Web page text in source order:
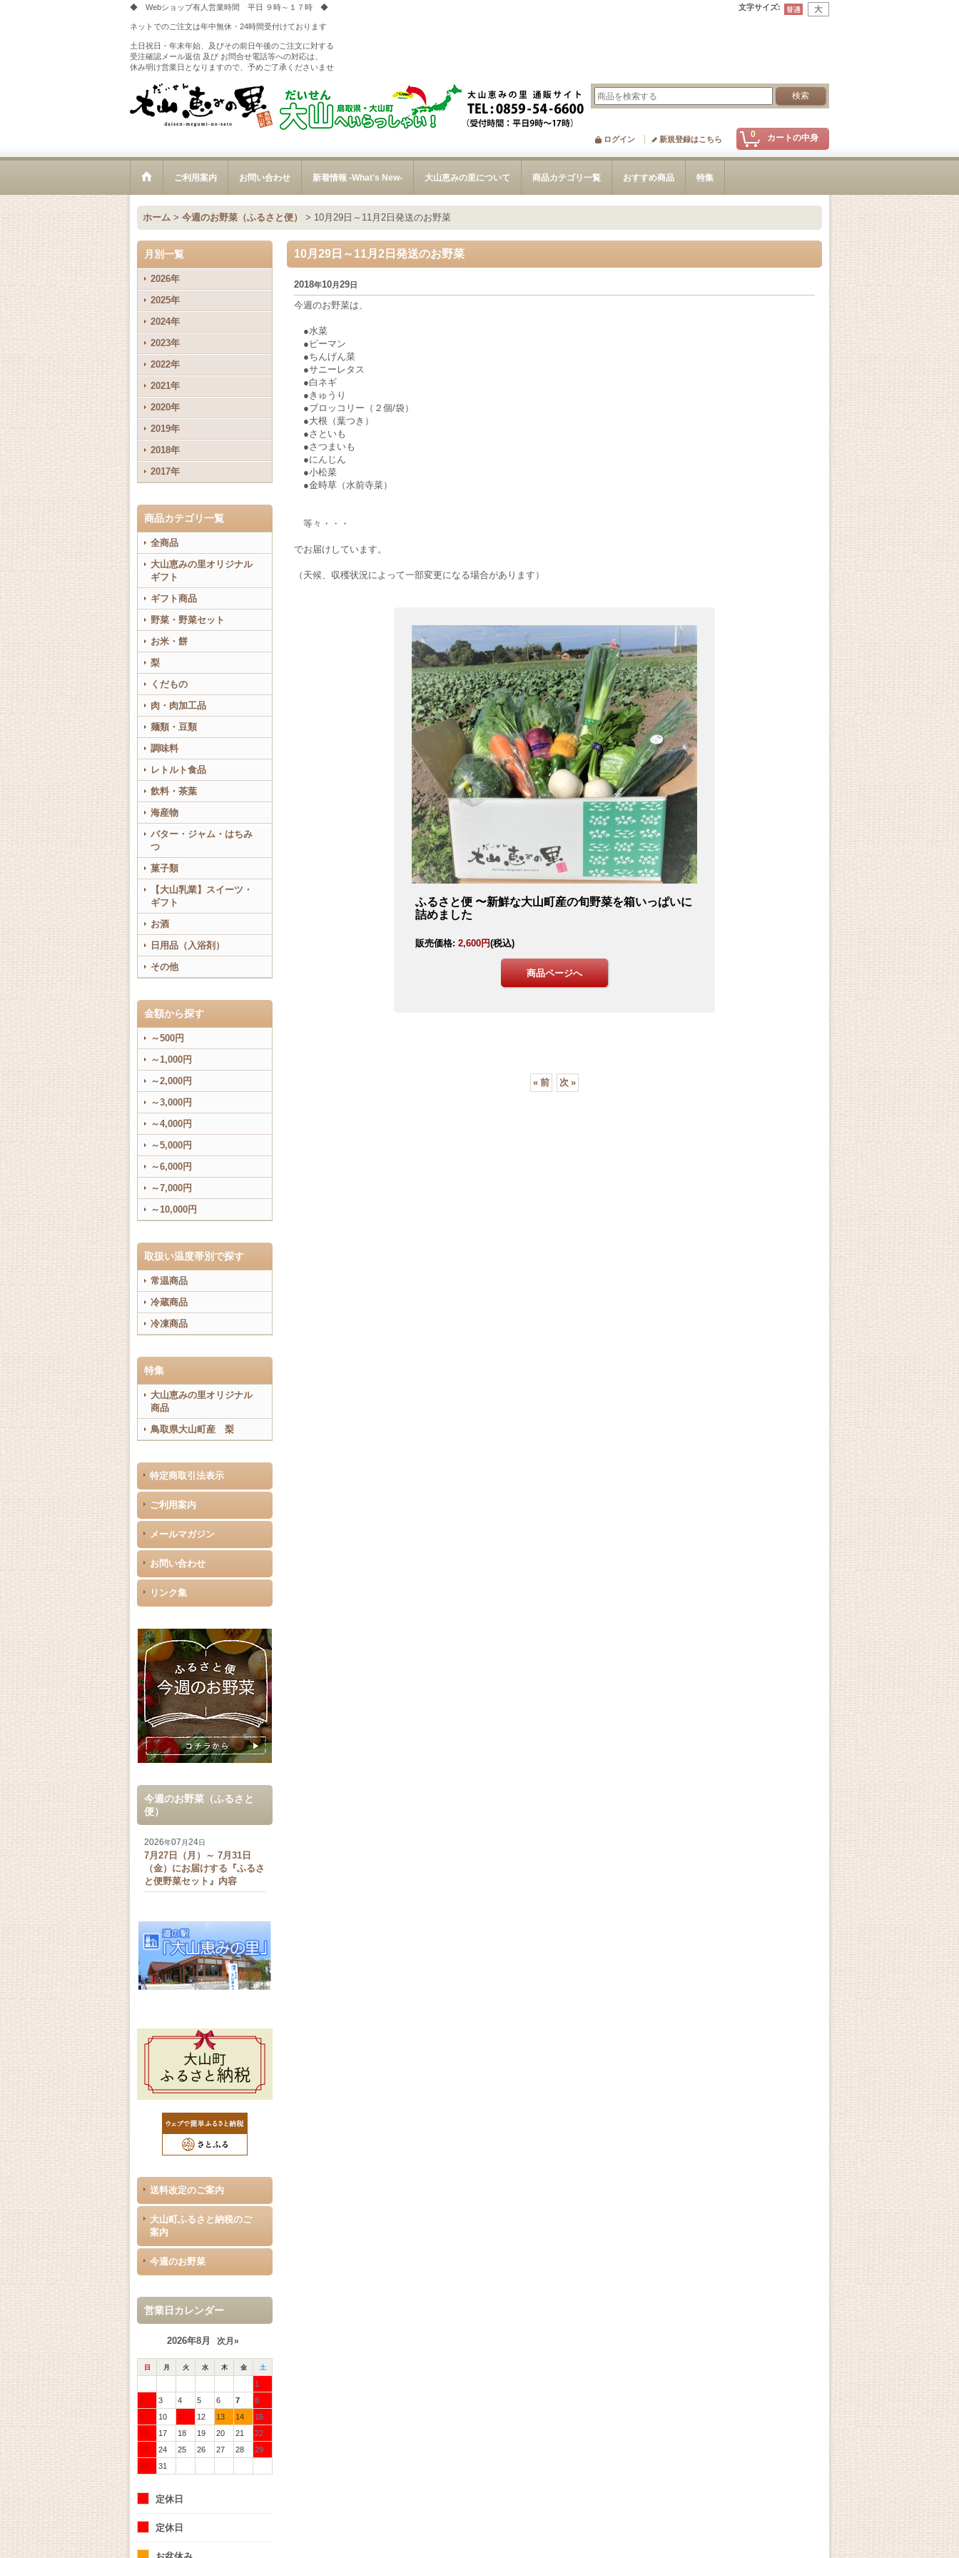
◆ Webショップ有人営業時間 平日 ９時～１７時 ◆
ネットでのご注文は年中無休・24時間受付けております
土日祝日・年末年始、及びその前日午後のご注文に対する
受注確認メール返信 及び お問合せ電話等への対応は、
休み明け営業日となりますので、予めご了承くださいませ
文字サイズ:
0 カートの中身
ログイン 新規登録はこちら
ご利用案内 お問い合わせ 新着情報 -What's New- 大山恵みの里について 商品カテゴリ一覧 おすすめ商品 特集
ホーム > 今週のお野菜（ふるさと便） > 10月29日～11月2日発送のお野菜
月別一覧
2026年
2025年
2024年
2023年
2022年
2021年
2020年
2019年
2018年
2017年
商品カテゴリ一覧
全商品
大山恵みの里オリジナル
ギフト
ギフト商品
野菜・野菜セット
お米・餅
梨
くだもの
肉・肉加工品
麺類・豆類
調味料
レトルト食品
飲料・茶葉
海産物
バター・ジャム・はちみ
つ
菓子類
【大山乳業】スイーツ・
ギフト
お酒
日用品（入浴剤）
その他
金額から探す
～500円
～1,000円
～2,000円
～3,000円
～4,000円
～5,000円
～6,000円
～7,000円
～10,000円
取扱い温度帯別で探す
常温商品
冷蔵商品
冷凍商品
特集
大山恵みの里オリジナル
商品
鳥取県大山町産 梨
特定商取引法表示
ご利用案内
メールマガジン
お問い合わせ
リンク集
今週のお野菜（ふるさと
便）
2026年07 月24日
7月27日（月）～ 7月31日
（金）にお届けする『ふるさ
と便野菜セット』内容
送料改定のご案内
大山町ふるさと納税のご
案内
今週のお野菜
営業日カレンダー
2026年8月 次月»
日 月 火 水 木 金 土
1
2
3 4 5 6 7
8
9
10 11 12 13 14
15
16
17 18 19 20 21
22
23
24 25 26 27 28
29
30
31
定休日
定休日
10月29日～11月2日発送のお野菜
2018年10月29日
今週のお野菜は、
●水菜
●ピーマン
●ちんげん菜
●サニーレタス
●白ネギ
●きゅうり
●ブロッコリー（２個/袋）
●大根（葉つき）
●さといも
●さつまいも
●にんじん
●小松菜
●金時草（水前寺菜）
等々・・・
でお届けしています。
（天候、収穫状況によって一部変更になる場合があります）
« 前 次 »